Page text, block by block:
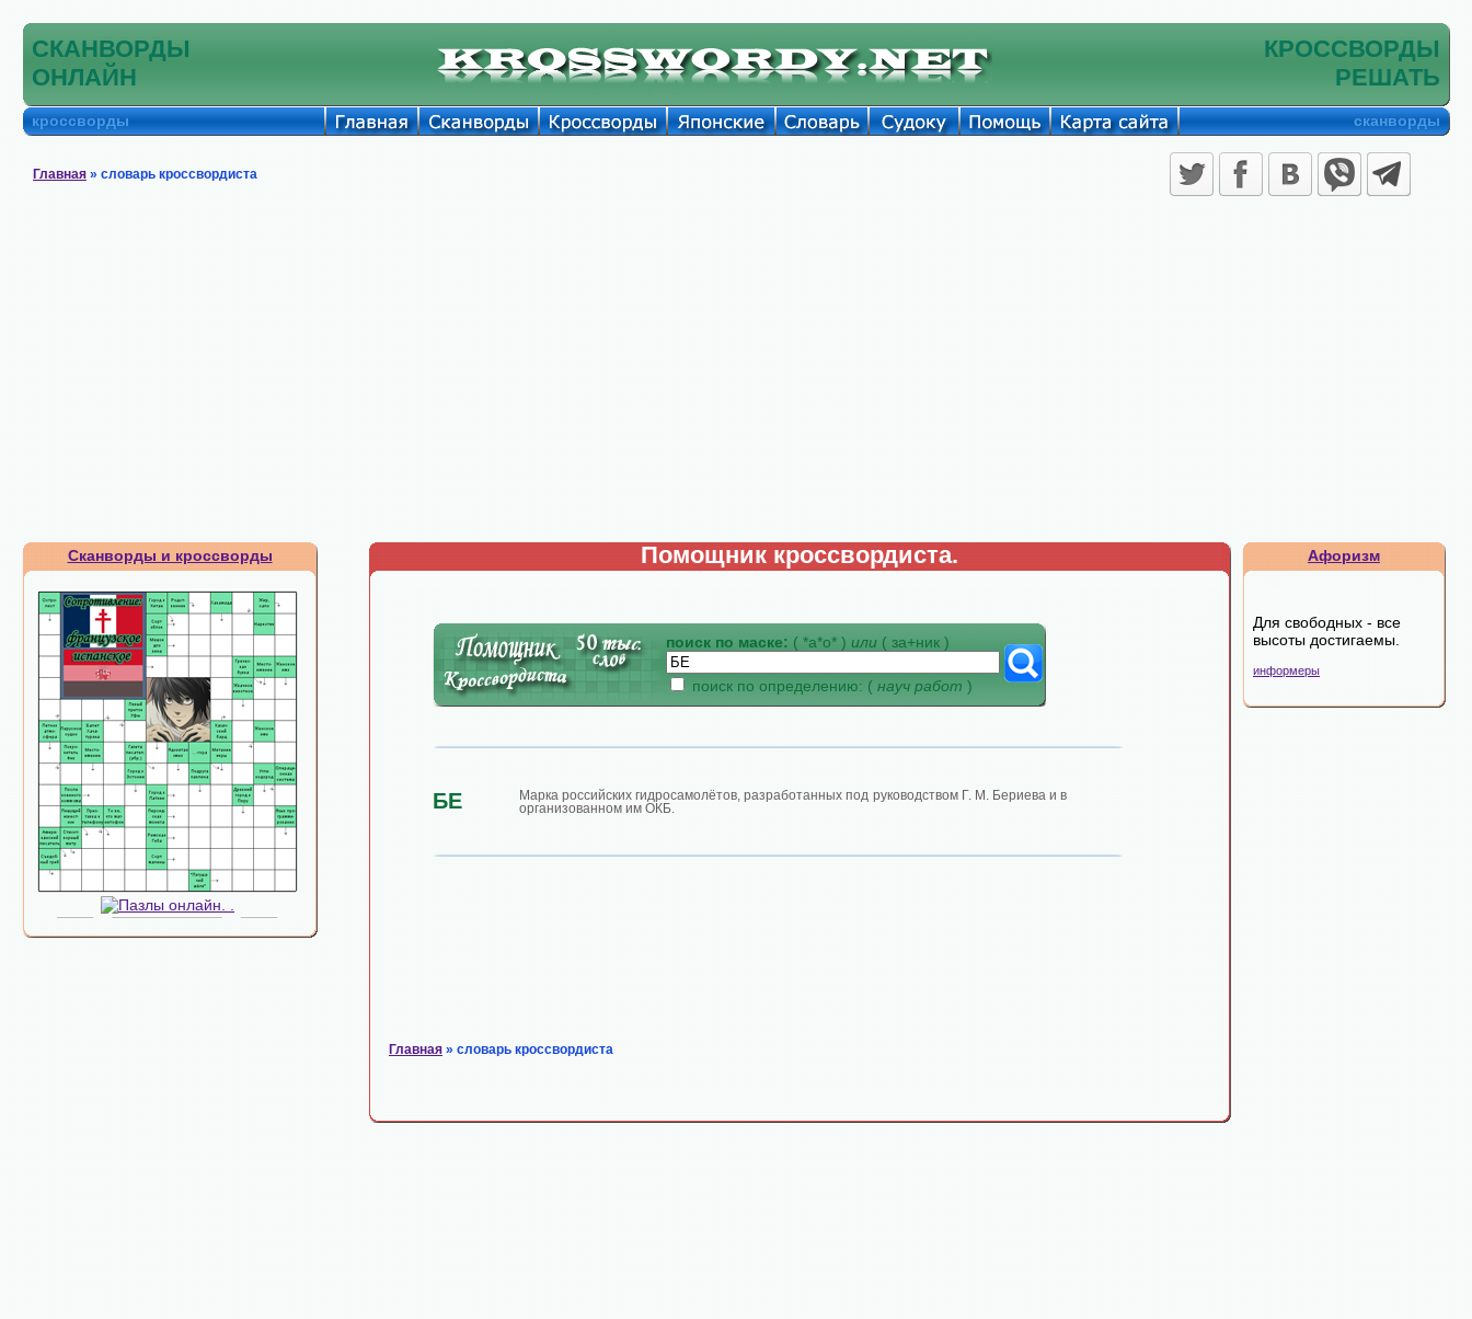
СКАНВОРДЫ
ОНЛАЙН
КРОССВОРДЫ
РЕШАТЬ
кроссворды сканворды
Главная » словарь кроссвордиста
Сканворды и кроссворды Помощник кроссвордиста.
поиск по маске: ( *а*о* ) или ( за+ник )
поиск по определению: ( науч работ )
БЕ
Марка российских гидросамолётов, разработанных под руководством Г. М. Бериева и в
организованном им ОКБ.
Главная » словарь кроссвордиста
Афоризм
Для свободных - все
высоты достигаемы.
информеры